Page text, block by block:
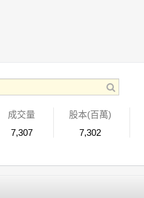
成交量
7,307
股本(百萬)
7,302